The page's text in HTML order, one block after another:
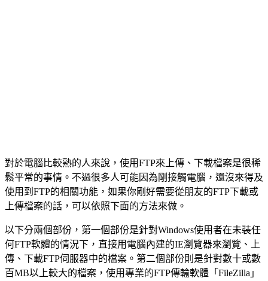
對於電腦比較熟的人來說，使用FTP來上傳、下載檔案是很稀
鬆平常的事情。不過很多人可能因為剛接觸電腦，還沒來得及
使用到FTP的相關功能，如果你剛好需要從朋友的FTP下載或
上傳檔案的話，可以依照下面的方法來做。
以下分兩個部份，第一個部份是針對Windows使用者在未裝任
何FTP軟體的情況下，直接用電腦內建的IE瀏覽器來瀏覽、上
傳、下載FTP伺服器中的檔案。第二個部份則是針對數十或數
百MB以上較大的檔案，使用專業的FTP傳輸軟體「FileZilla」